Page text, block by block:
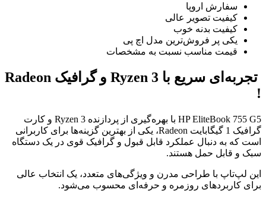
سفارش اروپا
کیفیت تصویر عالی
کیفیت بدنه خوب
یکی پر فروش‌ترین مدل اچ پی
قیمت مناسب نسبت به مشخصات
تجربه‌ای سریع با Ryzen 3 و گرافیک Radeon
!
HP EliteBook 755 G5 با بهره‌گیری از پردازنده Ryzen 3 و کارت
گرافیک 1 گیگابایت Radeon، یکی از بهترین گزینه‌ها برای کاربرانی
است که به دنبال عملکرد قابل قبول و گرافیک قوی در یک دستگاه
سبک و قابل حمل هستند.
این لپ‌تاپ با طراحی مدرن و ویژگی‌های متعدد، یک انتخاب عالی
برای کاربردهای روزمره و حرفه‌ای محسوب می‌شود.